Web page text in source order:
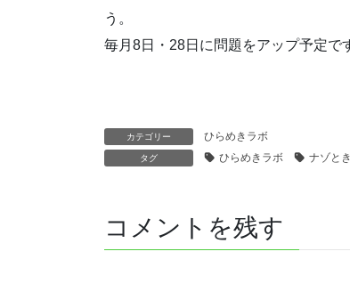
う。
毎月8日・28日に問題をアップ予定で
カテゴリー ひらめきラボ
タグ ひらめきラボ ナゾとき
コメントを残す